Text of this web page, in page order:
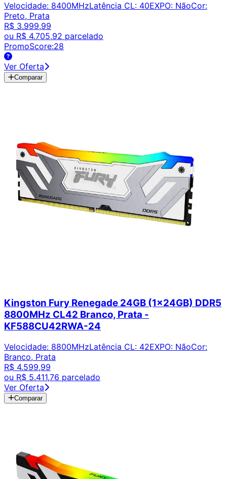
Velocidade: 8400MHzLatência CL: 40EXPO: NãoCor:
Preto, Prata
R$ 3.999,99
ou R$ 4.705,92 parcelado
PromoScore:28
Ver Oferta
Comparar
Kingston Fury Renegade 24GB (1x24GB) DDR5
8800MHz CL42 Branco, Prata -
KF588CU42RWA-24
Velocidade: 8800MHzLatência CL: 42EXPO: NãoCor:
Branco, Prata
R$ 4.599,99
ou R$ 5.411,76 parcelado
Ver Oferta
Comparar